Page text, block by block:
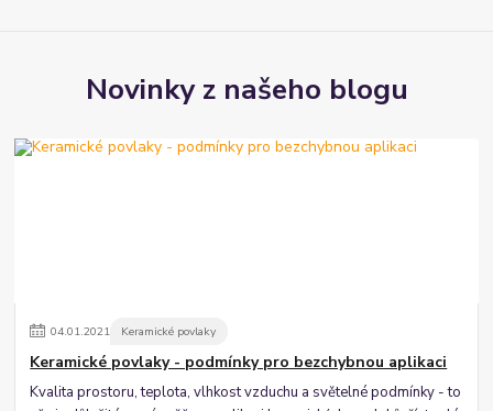
Novinky z našeho blogu
04.01.2021 Keramické povlaky
Keramické povlaky - podmínky pro bezchybnou aplikaci
Kvalita prostoru, teplota, vlhkost vzduchu a světelné podmínky - to